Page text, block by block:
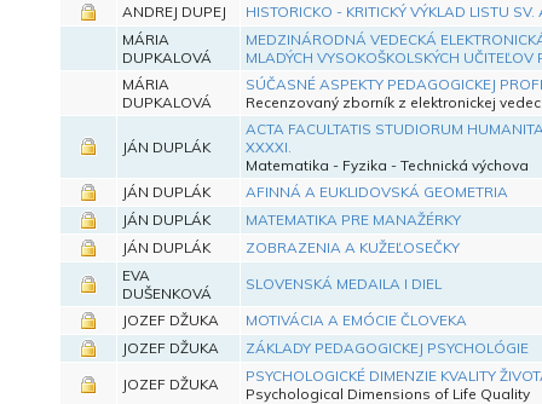
ANDREJ DUPEJ
HISTORICKO - KRITICKÝ VÝKLAD LISTU
MÁRIA
DUPKALOVÁ
MEDZINÁRODNÁ VEDECKÁ
MLADÝCH VYSOKOŠKOLSKÝCH UČITEĽOV
MÁRIA
DUPKALOVÁ
SÚČASNÉ ASPEKTY PEDAGOGICKEJ
Recenzovaný zborník z elektronickej
JÁN DUPLÁK
ACTA FACULTATIS STUDIORUM
XXXXI.
Matematika - Fyzika - Technická výchova
JÁN DUPLÁK
AFINNÁ A EUKLIDOVSKÁ GEOMETRIA
JÁN DUPLÁK
MATEMATIKA PRE MANAŽÉRKY
JÁN DUPLÁK
ZOBRAZENIA A KUŽEĽOSEČKY
EVA
DUŠENKOVÁ
SLOVENSKÁ MEDAILA I DIEL
JOZEF DŽUKA
MOTIVÁCIA A EMÓCIE ČLOVEKA
JOZEF DŽUKA
ZÁKLADY PEDAGOGICKEJ PSYCHOLÓGIE
JOZEF DŽUKA
PSYCHOLOGICKÉ DIMENZIE KVALITY
Psychological Dimensions of Life Quality